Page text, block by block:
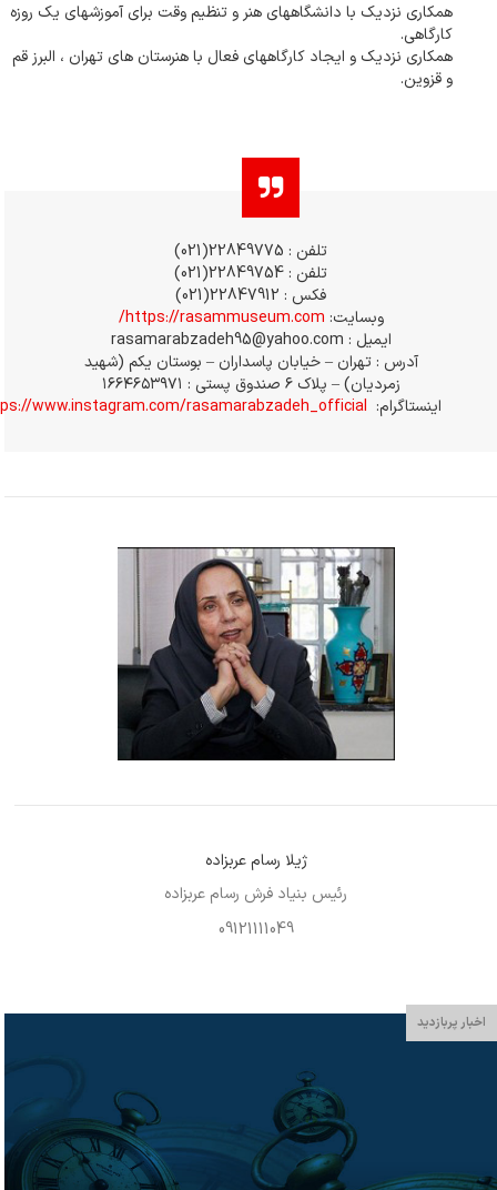
همکاری نزدیک با دانشگاههای هنر و تنظیم وقت برای آموزشهای‌ یک‌‌ روزه
کارگاهی.
همکاری نزدیک و ایجاد کارگاههای فعال با هنرستان های تهران ، البرز قم
و قزوین.
تلفن : 22849775(021)
تلفن : 22849754(021)
فکس : 22847912(021)
وبسایت: https://rasammuseum.com/
ایمیل : rasamarabzadeh95@yahoo.com
آدرس : تهران – خیابان پاسداران – بوستان یکم (شهید
زمردیان) – پلاک ۶ صندوق پستی : ۱۶۶۴۶۵۳۹۷۱
اینستاگرام:
ژیلا رسام عربزاده
رئیس بنیاد فرش رسام عربزاده
09121111049
اخبار پربازدید